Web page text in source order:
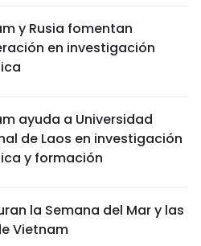
DE AMISTAD
MULTIMEDIA
y Rusia fomentan
en investigación
ayuda a Universidad
de Laos en investigación
y formación
la Semana del Mar y las
Vietnam